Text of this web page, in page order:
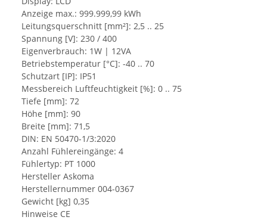
Anzeige max.: 999.999,99 kWh
Leitungsquerschnitt [mm²]: 2,5 .. 25
Spannung [V]: 230 / 400
Eigenverbrauch: 1W | 12VA
Betriebstemperatur [°C]: -40 .. 70
Schutzart [IP]: IP51
Messbereich Luftfeuchtigkeit [%]: 0 .. 75
Tiefe [mm]: 72
Höhe [mm]: 90
Breite [mm]: 71,5
DIN: EN 50470-1/3:2020
Anzahl Fühlereingänge: 4
Fühlertyp: PT 1000
Hersteller Askoma
Herstellernummer 004-0367
Gewicht [kg] 0,35
Hinweise CE